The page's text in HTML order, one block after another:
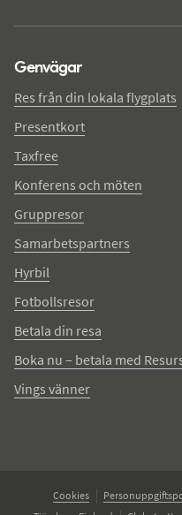
Genvägar
Res från din lokala flygplats
Presentkort
Taxfree
Konferens och möten
Gruppresor
Samarbetspartners
Hyrbil
Fotbollsresor
Betala din resa
Boka nu – betala med
Vings vänner
Cookies